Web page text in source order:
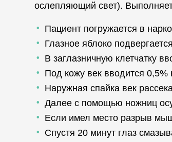
ослепляющий свет).
Пациент погружается в
Глазное яблоко
В заглазничную клетчатку
Под кожу век вводится 0,5%
Наружная спайка век
Далее с помощью ножниц
Если имел место разрыв
Спустя 20 минут глаз